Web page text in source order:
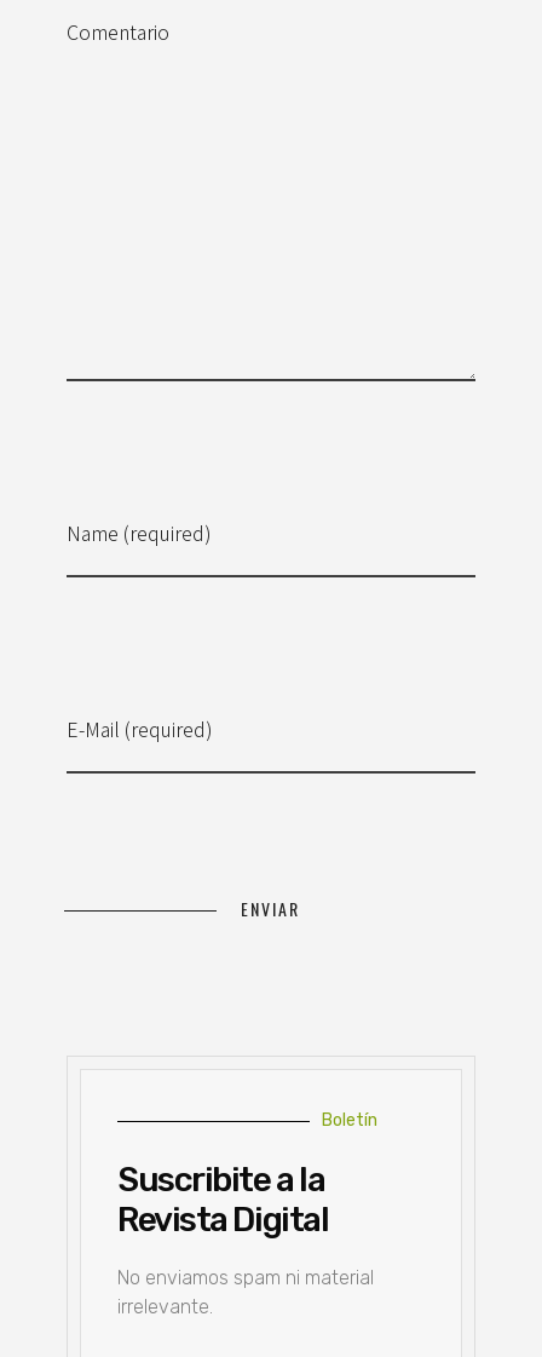
Name (required)
E-Mail (required)
Comentario
Boletín
Suscribite a la
Revista Digital
No enviamos spam ni material
irrelevante.